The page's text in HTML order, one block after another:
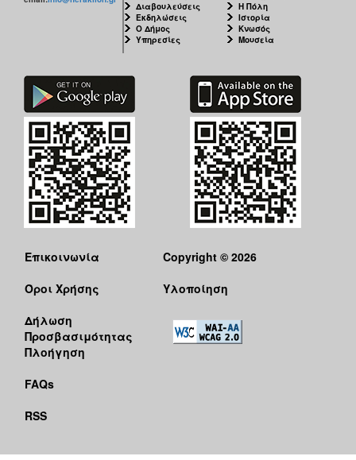
Διαβουλεύσεις
Εκδηλώσεις
Ο Δήμος
Υπηρεσίες
Η Πόλη
Ιστορία
Κνωσός
Μουσεία
Επικοινωνία
Όροι Χρήσης
Δήλωση
Προσβασιμότητας
Πλοήγηση
FAQs
RSS
Copyright © 2026
Υλοποίηση